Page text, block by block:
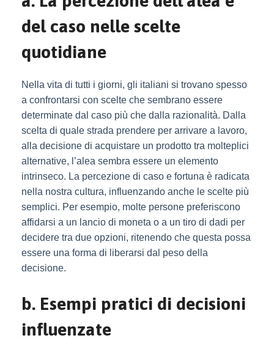
del caso nelle scelte
quotidiane
Nella vita di tutti i giorni, gli italiani si trovano spesso
a confrontarsi con scelte che sembrano essere
determinate dal caso più che dalla razionalità. Dalla
scelta di quale strada prendere per arrivare a lavoro,
alla decisione di acquistare un prodotto tra molteplici
alternative, l’alea sembra essere un elemento
intrinseco. La percezione di caso e fortuna è radicata
nella nostra cultura, influenzando anche le scelte più
semplici. Per esempio, molte persone preferiscono
affidarsi a un lancio di moneta o a un tiro di dadi per
decidere tra due opzioni, ritenendo che questa possa
essere una forma di liberarsi dal peso della
decisione.
b. Esempi pratici di decisioni
influenzate